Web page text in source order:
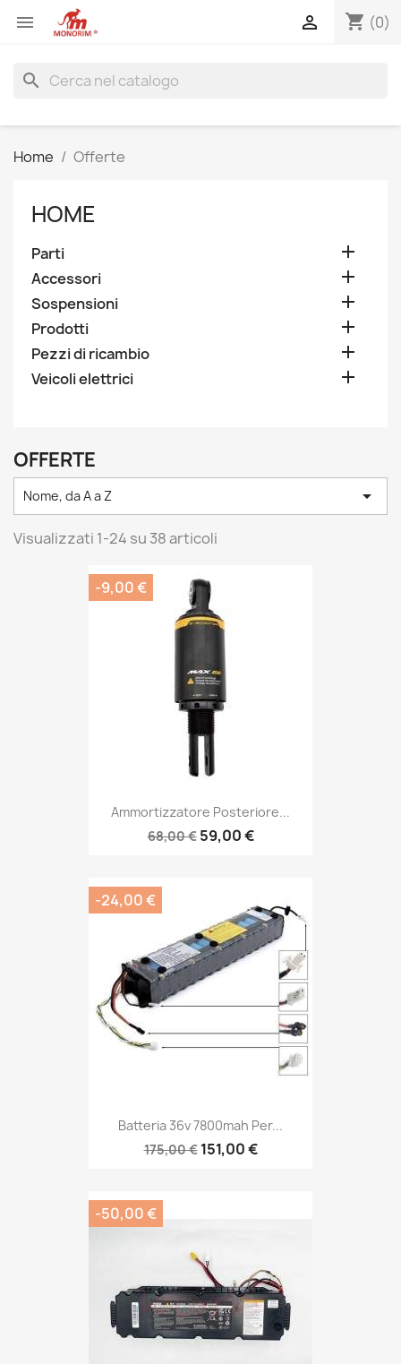
 shopping_cart (0)

search
Home Offerte
HOME
Parti 
Accessori 
Sospensioni 
Prodotti 
Pezzi di ricambio 
Veicoli elettrici 
OFFERTE
Nome, da A a Z 
Visualizzati 1-24 su 38 articoli
Ammortizzatore Posteriore...
68,00 € 59,00 €
-9,00 €
Batteria 36v 7800mah Per...
175,00 € 151,00 €
-24,00 €
-50,00 €